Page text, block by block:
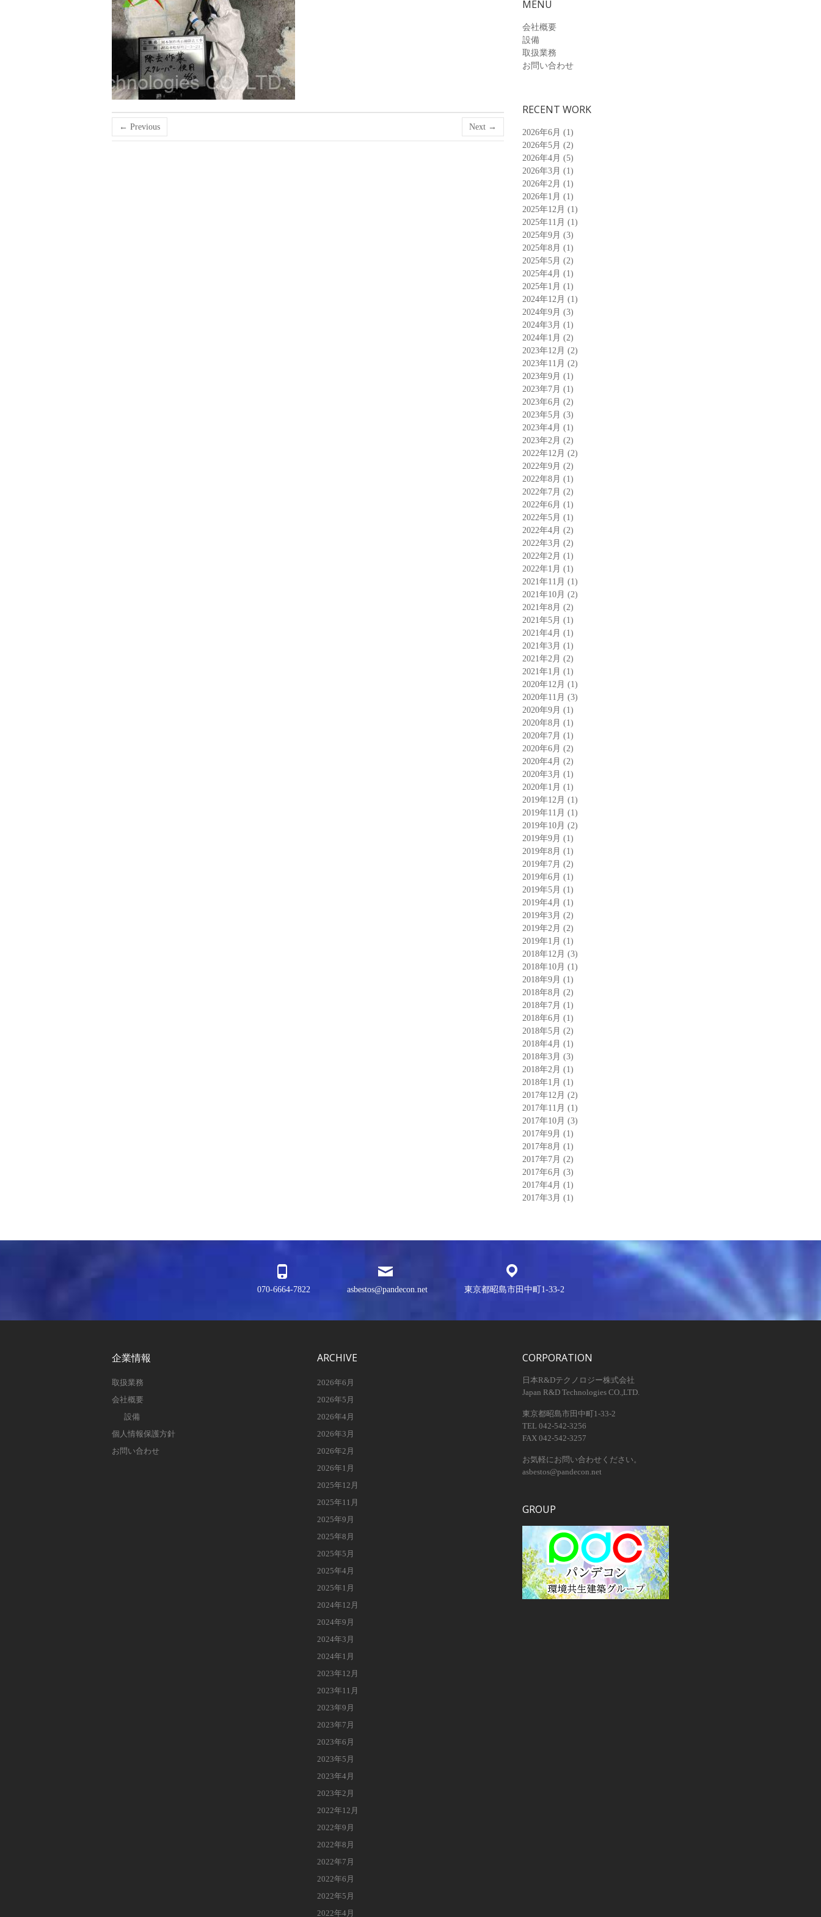
← Previous Next →
MENU
会社概要
設備
取扱業務
お問い合わせ
RECENT WORK
2026年6月 (1)
2026年5月 (2)
2026年4月 (5)
2026年3月 (1)
2026年2月 (1)
2026年1月 (1)
2025年12月 (1)
2025年11月 (1)
2025年9月 (3)
2025年8月 (1)
2025年5月 (2)
2025年4月 (1)
2025年1月 (1)
2024年12月 (1)
2024年9月 (3)
2024年3月 (1)
2024年1月 (2)
2023年12月 (2)
2023年11月 (2)
2023年9月 (1)
2023年7月 (1)
2023年6月 (2)
2023年5月 (3)
2023年4月 (1)
2023年2月 (2)
2022年12月 (2)
2022年9月 (2)
2022年8月 (1)
2022年7月 (2)
2022年6月 (1)
2022年5月 (1)
2022年4月 (2)
2022年3月 (2)
2022年2月 (1)
2022年1月 (1)
2021年11月 (1)
2021年10月 (2)
2021年8月 (2)
2021年5月 (1)
2021年4月 (1)
2021年3月 (1)
2021年2月 (2)
2021年1月 (1)
2020年12月 (1)
2020年11月 (3)
2020年9月 (1)
2020年8月 (1)
2020年7月 (1)
2020年6月 (2)
2020年4月 (2)
2020年3月 (1)
2020年1月 (1)
2019年12月 (1)
2019年11月 (1)
2019年10月 (2)
2019年9月 (1)
2019年8月 (1)
2019年7月 (2)
2019年6月 (1)
2019年5月 (1)
2019年4月 (1)
2019年3月 (2)
2019年2月 (2)
2019年1月 (1)
2018年12月 (3)
2018年10月 (1)
2018年9月 (1)
2018年8月 (2)
2018年7月 (1)
2018年6月 (1)
2018年5月 (2)
2018年4月 (1)
2018年3月 (3)
2018年2月 (1)
2018年1月 (1)
2017年12月 (2)
2017年11月 (1)
2017年10月 (3)
2017年9月 (1)
2017年8月 (1)
2017年7月 (2)
2017年6月 (3)
2017年4月 (1)
2017年3月 (1)
070-6664-7822 asbestos@pandecon.net 東京都昭島市田中町1-33-2
企業情報
取扱業務
会社概要
設備
個人情報保護方針
お問い合わせ
ARCHIVE
2026年6月
2026年5月
2026年4月
2026年3月
2026年2月
2026年1月
2025年12月
2025年11月
2025年9月
2025年8月
2025年5月
2025年4月
2025年1月
2024年12月
2024年9月
2024年3月
2024年1月
2023年12月
2023年11月
2023年9月
2023年7月
2023年6月
2023年5月
2023年4月
2023年2月
2022年12月
2022年9月
2022年8月
2022年7月
2022年6月
2022年5月
2022年4月
CORPORATION
日本R&Dテクノロジー株式会社
Japan R&D Technologies CO.,LTD.
東京都昭島市田中町1-33-2
TEL 042-542-3256
FAX 042-542-3257
お気軽にお問い合わせください。
asbestos@pandecon.net
GROUP